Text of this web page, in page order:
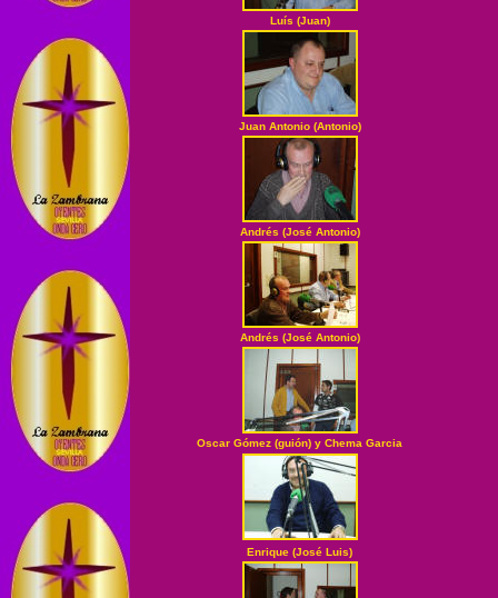
Luís (Juan)
Juan Antonio (Antonio)
Andrés (José Antonio)
Andrés (José Antonio)
Oscar Gómez (guión) y Chema Garcia
Enrique (José Luis)